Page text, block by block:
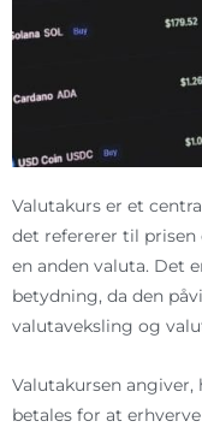
Valutakurs er et
det refererer til
en anden valuta. Det
betydning, da den
valutaveksling og
Valutakursen angiver,
betales for at